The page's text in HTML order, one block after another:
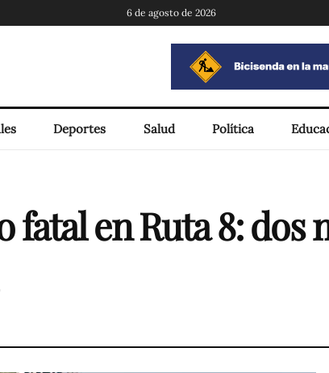
6 de agosto de 2026
Deportes Salud Política
fatal en Ruta 8: dos